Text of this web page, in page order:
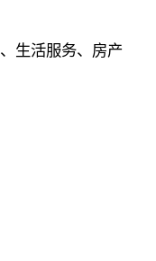
生活服务、 房产